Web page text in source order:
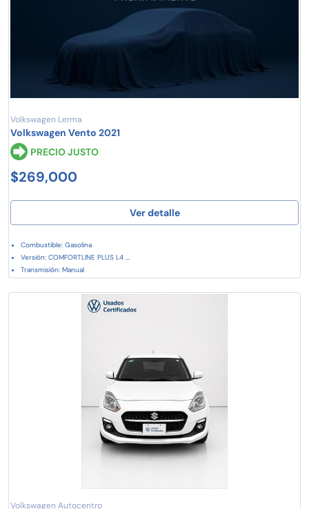
Volkswagen Lerma
Volkswagen Vento 2021
PRECIO JUSTO
$269,000
Ver detalle
Combustible: Gasolina
Versión: COMFORTLINE PLUS L4 ...
Transmisión: Manual
Volkswagen Autocentro